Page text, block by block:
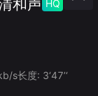
和声 HQ
s长度: 3‘47’‘